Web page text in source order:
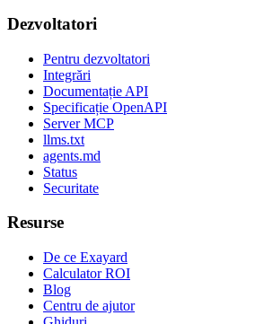
Dezvoltatori
Pentru dezvoltatori
Integrări
Documentație API
Specificație OpenAPI
Server MCP
llms.txt
agents.md
Status
Securitate
Resurse
De ce Exayard
Calculator ROI
Blog
Centru de ajutor